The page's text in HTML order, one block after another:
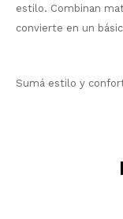
estilo. Combinan
convierte en un
Sumá estilo y